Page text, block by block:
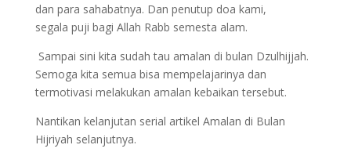
dan para sahabatnya. Dan penutup doa kami,
segala puji bagi Allah Rabb semesta alam.
Sampai sini kita sudah tau amalan di bulan Dzulhijjah.
Semoga kita semua bisa mempelajarinya dan
termotivasi melakukan amalan kebaikan tersebut.
Nantikan kelanjutan serial artikel Amalan di Bulan
Hijriyah selanjutnya.